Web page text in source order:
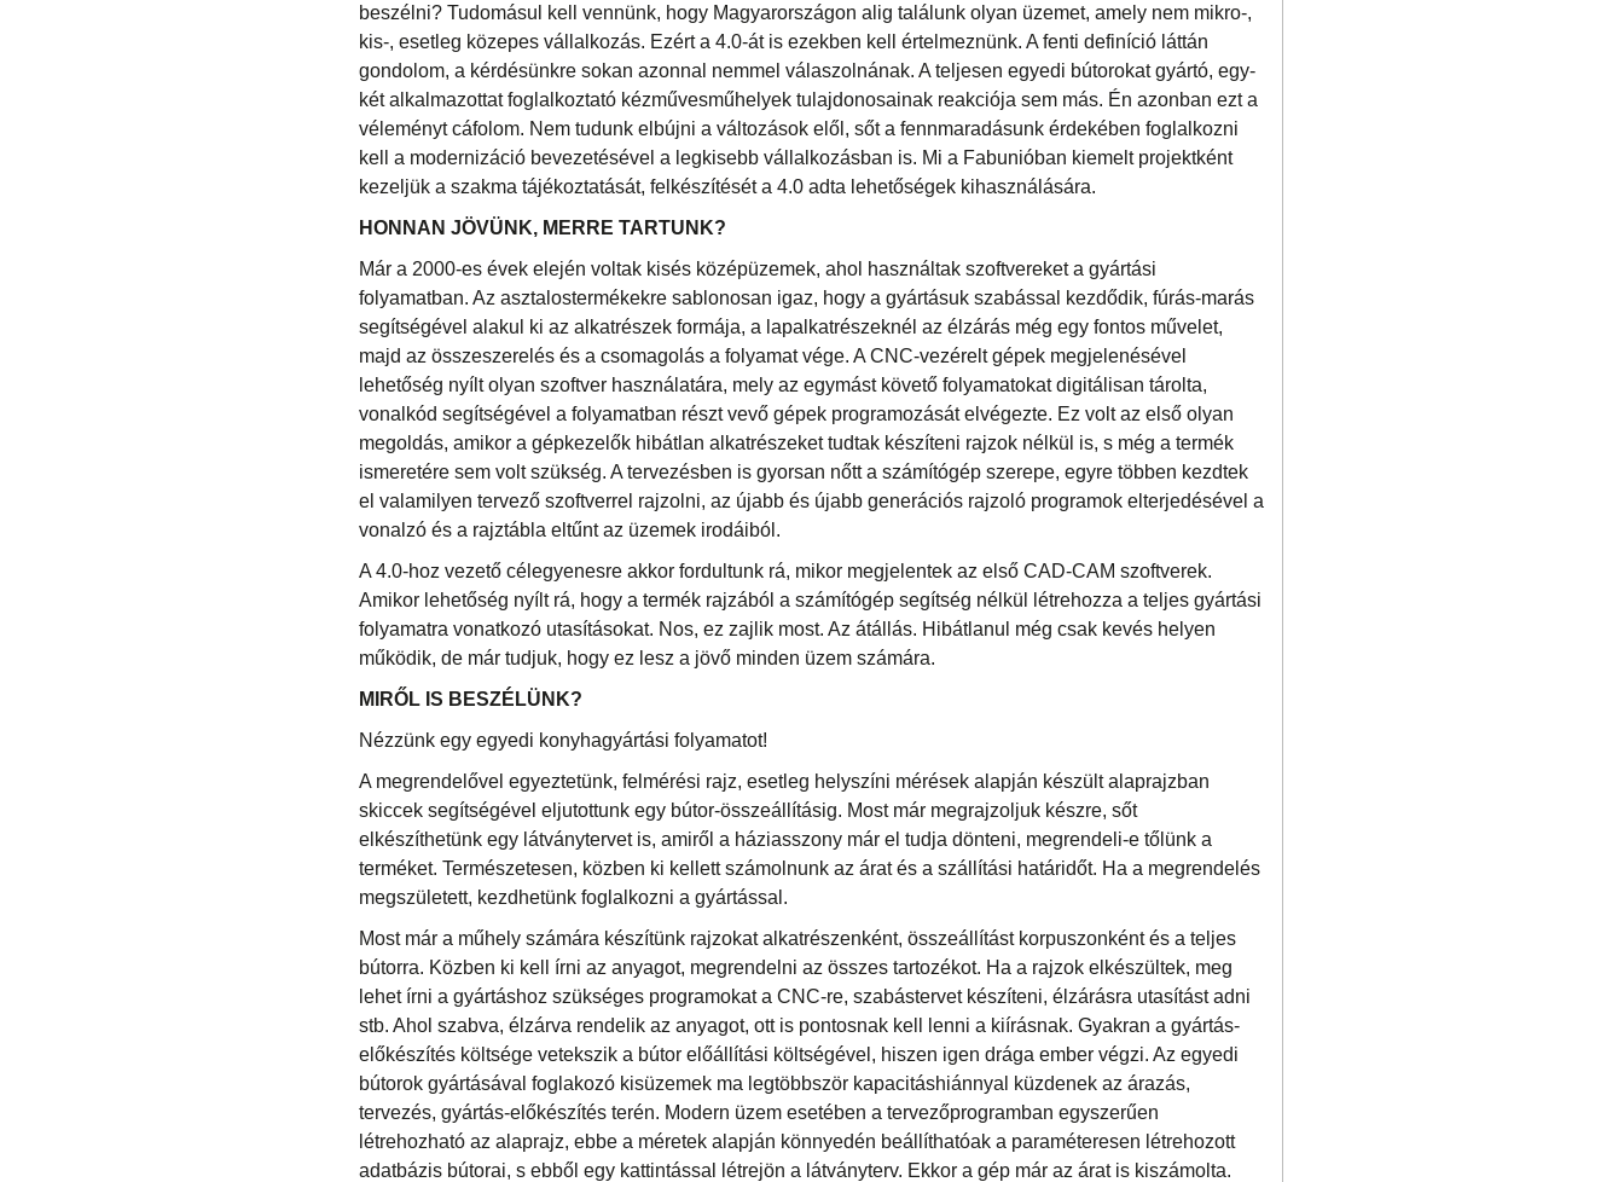
beszélni? Tudomásul kell vennünk, hogy Magyarországon alig találunk olyan üzemet, amely nem mikro-,
kis-, esetleg közepes vállalkozás. Ezért a 4.0-át is ezekben kell értelmeznünk. A fenti definíció láttán
gondolom, a kérdésünkre sokan azonnal nemmel válaszolnának. A teljesen egyedi bútorokat gyártó, egy-
két alkalmazottat foglalkoztató kézművesműhelyek tulajdonosainak reakciója sem más. Én azonban ezt a
véleményt cáfolom. Nem tudunk elbújni a változások elől, sőt a fennmaradásunk érdekében foglalkozni
kell a modernizáció bevezetésével a legkisebb vállalkozásban is. Mi a Fabunióban kiemelt projektként
kezeljük a szakma tájékoztatását, felkészítését a 4.0 adta lehetőségek kihasználására.
HONNAN JÖVÜNK, MERRE TARTUNK?
Már a 2000-es évek elején voltak kisés középüzemek, ahol használtak szoftvereket a gyártási
folyamatban. Az asztalostermékekre sablonosan igaz, hogy a gyártásuk szabással kezdődik, fúrás-marás
segítségével alakul ki az alkatrészek formája, a lapalkatrészeknél az élzárás még egy fontos művelet,
majd az összeszerelés és a csomagolás a folyamat vége. A CNC-vezérelt gépek megjelenésével
lehetőség nyílt olyan szoftver használatára, mely az egymást követő folyamatokat digitálisan tárolta,
vonalkód segítségével a folyamatban részt vevő gépek programozását elvégezte. Ez volt az első olyan
megoldás, amikor a gépkezelők hibátlan alkatrészeket tudtak készíteni rajzok nélkül is, s még a termék
ismeretére sem volt szükség. A tervezésben is gyorsan nőtt a számítógép szerepe, egyre többen kezdtek
el valamilyen tervező szoftverrel rajzolni, az újabb és újabb generációs rajzoló programok elterjedésével a
vonalzó és a rajztábla eltűnt az üzemek irodáiból.
A 4.0-hoz vezető célegyenesre akkor fordultunk rá, mikor megjelentek az első CAD-CAM szoftverek.
Amikor lehetőség nyílt rá, hogy a termék rajzából a számítógép segítség nélkül létrehozza a teljes gyártási
folyamatra vonatkozó utasításokat. Nos, ez zajlik most. Az átállás. Hibátlanul még csak kevés helyen
működik, de már tudjuk, hogy ez lesz a jövő minden üzem számára.
MIRŐL IS BESZÉLÜNK?
Nézzünk egy egyedi konyhagyártási folyamatot!
A megrendelővel egyeztetünk, felmérési rajz, esetleg helyszíni mérések alapján készült alaprajzban
skiccek segítségével eljutottunk egy bútor-összeállításig. Most már megrajzoljuk készre, sőt
elkészíthetünk egy látványtervet is, amiről a háziasszony már el tudja dönteni, megrendeli-e tőlünk a
terméket. Természetesen, közben ki kellett számolnunk az árat és a szállítási határidőt. Ha a megrendelés
megszületett, kezdhetünk foglalkozni a gyártással.
Most már a műhely számára készítünk rajzokat alkatrészenként, összeállítást korpuszonként és a teljes
bútorra. Közben ki kell írni az anyagot, megrendelni az összes tartozékot. Ha a rajzok elkészültek, meg
lehet írni a gyártáshoz szükséges programokat a CNC-re, szabástervet készíteni, élzárásra utasítást adni
stb. Ahol szabva, élzárva rendelik az anyagot, ott is pontosnak kell lenni a kiírásnak. Gyakran a gyártás-
előkészítés költsége vetekszik a bútor előállítási költségével, hiszen igen drága ember végzi. Az egyedi
bútorok gyártásával foglakozó kisüzemek ma legtöbbször kapacitáshiánnyal küzdenek az árazás,
tervezés, gyártás-előkészítés terén. Modern üzem esetében a tervezőprogramban egyszerűen
létrehozható az alaprajz, ebbe a méretek alapján könnyedén beállíthatóak a paraméteresen létrehozott
adatbázis bútorai, s ebből egy kattintással létrejön a látványterv. Ekkor a gép már az árat is kiszámolta.